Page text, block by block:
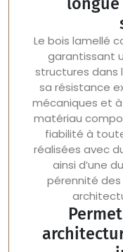
Le bois lamellé
garantissant
structures dans
sa résistance
mécaniques et
matériau
fiabilité à
réalisées avec
ainsi d’une
pérennité